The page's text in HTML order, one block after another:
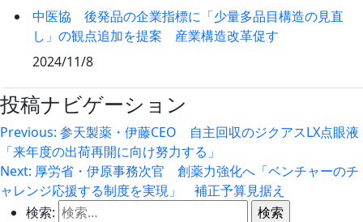
中医協 後発品の企業指標に「少量多品目構造の見直
し」の観点追加を提案 産業構造改革促す
2024/11/8
投稿ナビゲーション
Previous: 参天製薬・伊藤CEO 自主回収のジクアスLX点眼液
「来年度の出荷再開に向け努力する」
Next: 厚労省・伊原事務次官 創薬力強化へ「ベンチャーのチ
ャレンジ応援する制度を実現」 補正予算見据え
検索: